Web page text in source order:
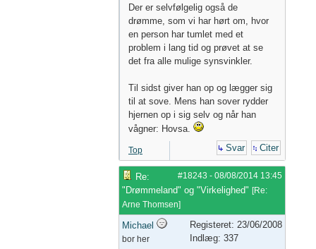
Der er selvfølgelig også de
drømme, som vi har hørt om, hvor
en person har tumlet med et
problem i lang tid og prøvet at se
det fra alle mulige synsvinkler.
Til sidst giver han op og lægger sig
til at sove. Mens han sover rydder
hjernen op i sig selv og når han
vågner: Hovsa.
Top Svar Citer
#18243 - 08/08/2014 13:45
Re:
"Drømmeland" og "Virkelighed" [Re:
Arne Thomsen]
Michael
bor her
Registeret: 23/06/2008
Indlæg: 337